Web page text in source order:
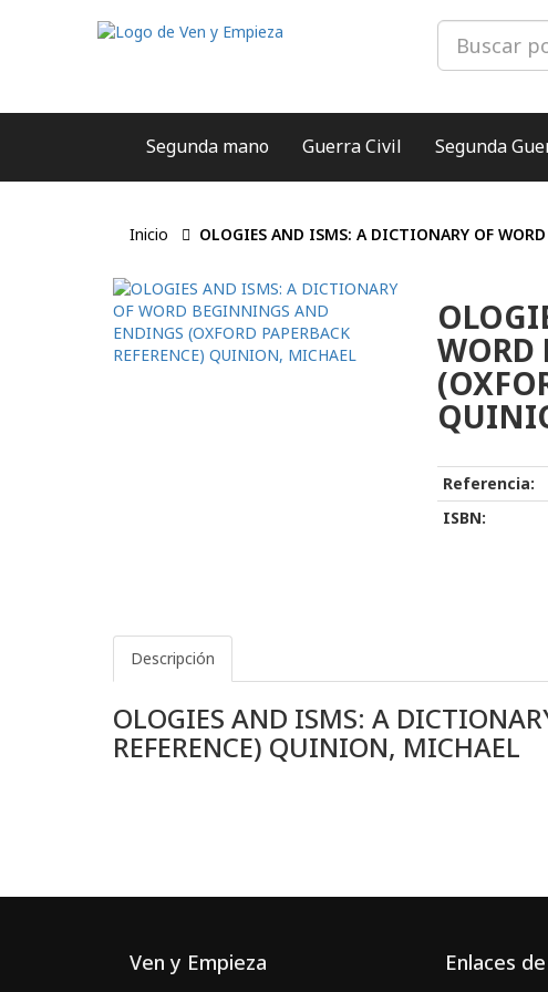
Segunda mano Guerra Civil Segunda
Inicio OLOGIES AND ISMS: A DICTIONARY OF
WORD
Referencia:
ISBN:
Descripción
OLOGIES AND ISMS: A
REFERENCE) QUINION, MICHAEL
Ven y Empieza Enlaces